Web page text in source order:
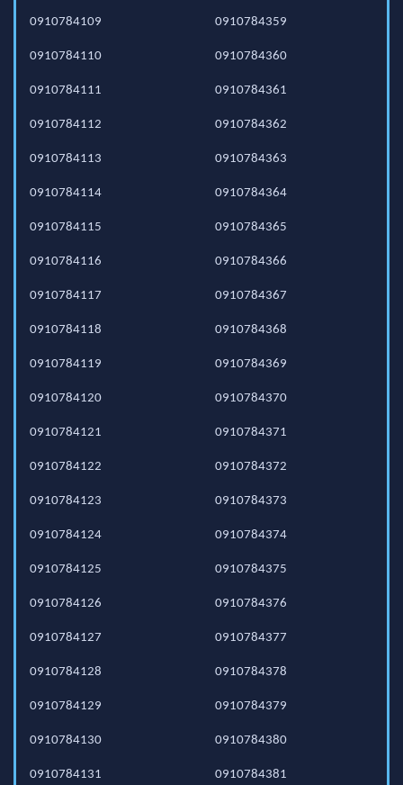
0910784109
0910784110
0910784111
0910784112
0910784113
0910784114
0910784115
0910784116
0910784117
0910784118
0910784119
0910784120
0910784121
0910784122
0910784123
0910784124
0910784125
0910784126
0910784127
0910784128
0910784129
0910784130
0910784131
0910784359
0910784360
0910784361
0910784362
0910784363
0910784364
0910784365
0910784366
0910784367
0910784368
0910784369
0910784370
0910784371
0910784372
0910784373
0910784374
0910784375
0910784376
0910784377
0910784378
0910784379
0910784380
0910784381